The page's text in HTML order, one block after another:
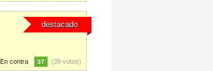
destacado
En contra 37 (39 votos)